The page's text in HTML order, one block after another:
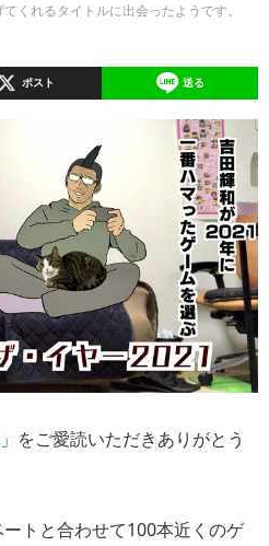
くれるタイトルに出会ったようです。
ポスト 送る
」をご愛読いただきありがとう
トと合わせて100本近くのゲ